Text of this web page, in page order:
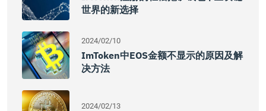
世界的新选择
2024/02/10
ImToken中EOS金额不显示的原因及解
决方法
2024/02/13